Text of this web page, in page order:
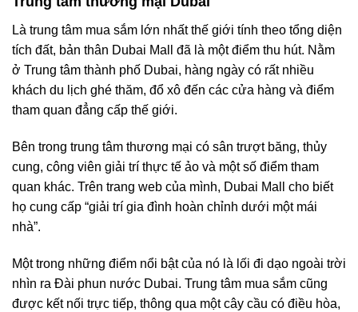
Là trung tâm mua sắm lớn nhất thế giới tính theo tổng diện
tích đất, bản thân Dubai Mall đã là một điểm thu hút. Nằm
ở Trung tâm thành phố Dubai, hàng ngày có rất nhiều
khách du lịch ghé thăm, đổ xô đến các cửa hàng và điểm
tham quan đẳng cấp thế giới.
Bên trong trung tâm thương mại có sân trượt băng, thủy
cung, công viên giải trí thực tế ảo và một số điểm tham
quan khác. Trên trang web của mình, Dubai Mall cho biết
họ cung cấp “giải trí gia đình hoàn chỉnh dưới một mái
nhà”.
Một trong những điểm nổi bật của nó là lối đi dạo ngoài trời
nhìn ra Đài phun nước Dubai. Trung tâm mua sắm cũng
được kết nối trực tiếp, thông qua một cây cầu có điều hòa,